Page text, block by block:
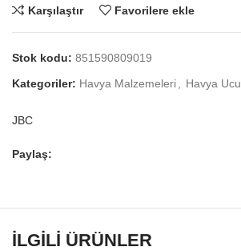
Karşılaştır Favorilere ekle
Stok kodu: 851590809019
Kategoriler: Havya Malzemeleri Havya Ucu
JBC
Paylaş:
İLGILI ÜRÜNLER